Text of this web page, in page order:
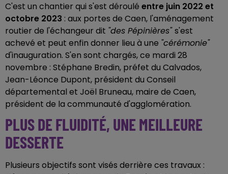
C'est un chantier qui s'est déroulé entre juin 2022 et
octobre 2023 : aux portes de Caen, l'aménagement
routier de l'échangeur dit "des Pépinières"s'est
achevé et peut enfin donner lieu à une "cérémonie"
d'inauguration. S'en sont chargés, ce mardi 28
novembre : Stéphane Bredin, préfet du Calvados,
Jean-Léonce Dupont, président du Conseil
départemental et Joël Bruneau, maire de Caen,
président de la communauté d'agglomération.
PLUS DE FLUIDITÉ, UNE MEILLEURE
DESSERTE
Plusieurs objectifs sont visés derrière ces travaux :